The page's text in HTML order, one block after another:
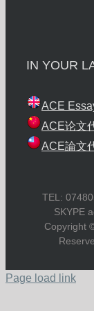
IN YOUR
ACE
ACE论文
ACE論文
TEL:
SKYPE
Copyright
Page load link